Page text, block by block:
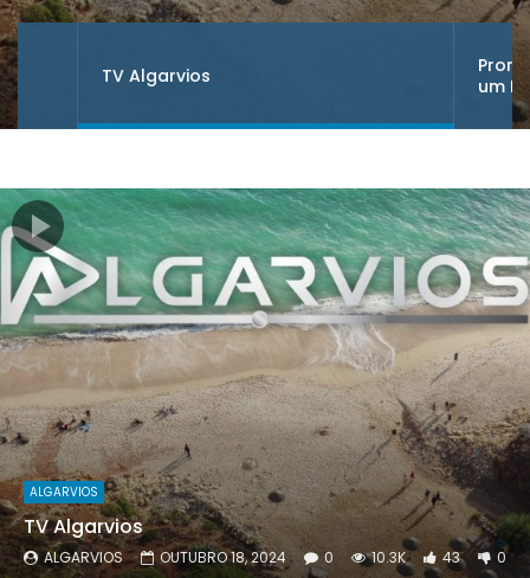
TV Algarvios
um
ALGARVIOS
TV Algarvios
ALGARVIOS OUTUBRO 18, 2024 0 10.3K 43 0